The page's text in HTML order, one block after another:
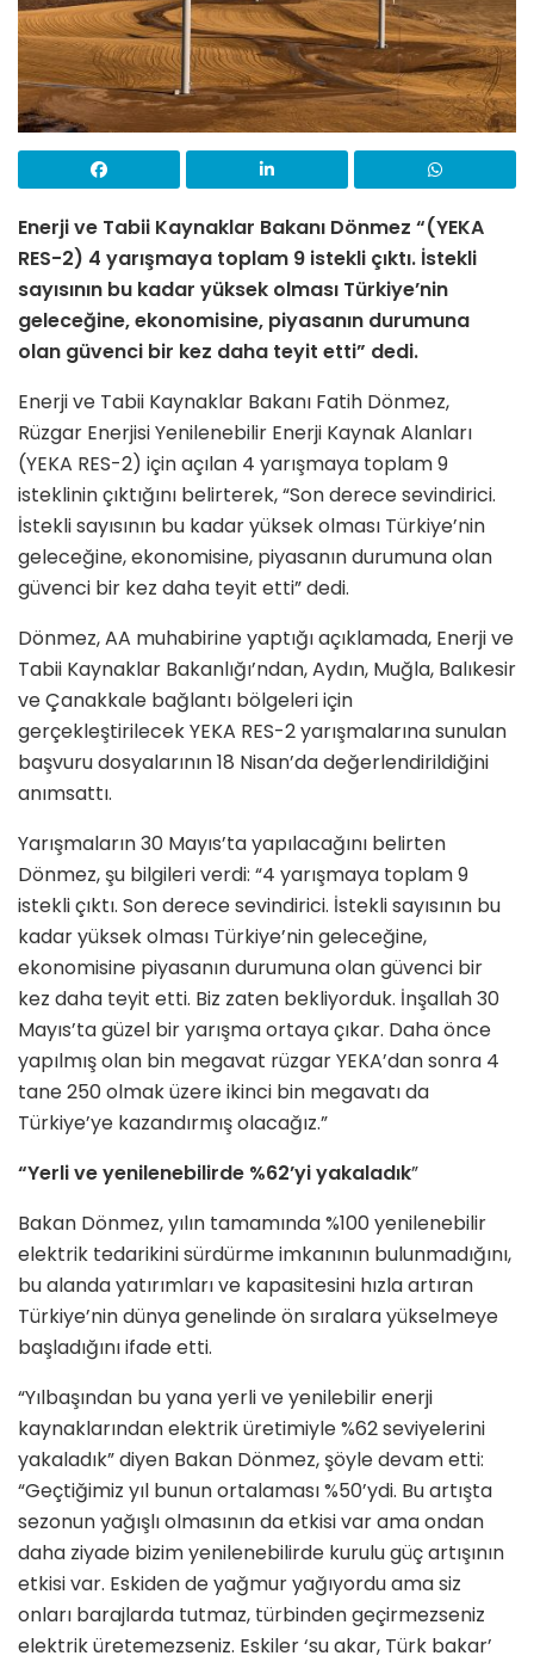
Enerji ve Tabii Kaynaklar Bakanı Dönmez “(YEKA
RES-2) 4 yarışmaya toplam 9 istekli çıktı. İstekli
sayısının bu kadar yüksek olması Türkiye’nin
geleceğine, ekonomisine, piyasanın durumuna
olan güvenci bir kez daha teyit etti” dedi.
Enerji ve Tabii Kaynaklar Bakanı Fatih Dönmez,
Rüzgar Enerjisi Yenilenebilir Enerji Kaynak Alanları
(YEKA RES-2) için açılan 4 yarışmaya toplam 9
isteklinin çıktığını belirterek, “Son derece sevindirici.
İstekli sayısının bu kadar yüksek olması Türkiye’nin
geleceğine, ekonomisine, piyasanın durumuna olan
güvenci bir kez daha teyit etti” dedi.
Dönmez, AA muhabirine yaptığı açıklamada, Enerji ve
Tabii Kaynaklar Bakanlığı’ndan, Aydın, Muğla, Balıkesir
ve Çanakkale bağlantı bölgeleri için
gerçekleştirilecek YEKA RES-2 yarışmalarına sunulan
başvuru dosyalarının 18 Nisan’da değerlendirildiğini
anımsattı.
Yarışmaların 30 Mayıs’ta yapılacağını belirten
Dönmez, şu bilgileri verdi: “4 yarışmaya toplam 9
istekli çıktı. Son derece sevindirici. İstekli sayısının bu
kadar yüksek olması Türkiye’nin geleceğine,
ekonomisine piyasanın durumuna olan güvenci bir
kez daha teyit etti. Biz zaten bekliyorduk. İnşallah 30
Mayıs’ta güzel bir yarışma ortaya çıkar. Daha önce
yapılmış olan bin megavat rüzgar YEKA’dan sonra 4
tane 250 olmak üzere ikinci bin megavatı da
Türkiye’ye kazandırmış olacağız.”
“Yerli ve yenilenebilirde %62’yi yakaladık”
Bakan Dönmez, yılın tamamında %100 yenilenebilir
elektrik tedarikini sürdürme imkanının bulunmadığını,
bu alanda yatırımları ve kapasitesini hızla artıran
Türkiye’nin dünya genelinde ön sıralara yükselmeye
başladığını ifade etti.
“Yılbaşından bu yana yerli ve yenilebilir enerji
kaynaklarından elektrik üretimiyle %62 seviyelerini
yakaladık” diyen Bakan Dönmez, şöyle devam etti:
“Geçtiğimiz yıl bunun ortalaması %50’ydi. Bu artışta
sezonun yağışlı olmasının da etkisi var ama ondan
daha ziyade bizim yenilenebilirde kurulu güç artışının
etkisi var. Eskiden de yağmur yağıyordu ama siz
onları barajlarda tutmaz, türbinden geçirmezseniz
elektrik üretemezseniz. Eskiler ‘su akar, Türk bakar’